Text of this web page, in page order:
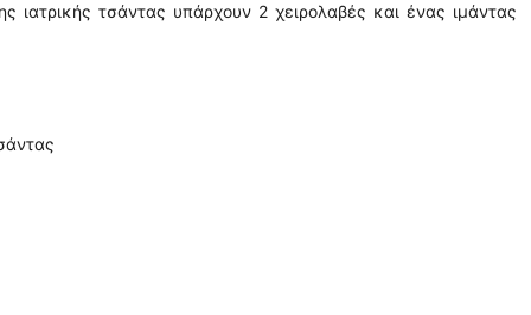
ιατρικής τσάντας υπάρχουν 2 χειρολαβές και ένας ιμάντας